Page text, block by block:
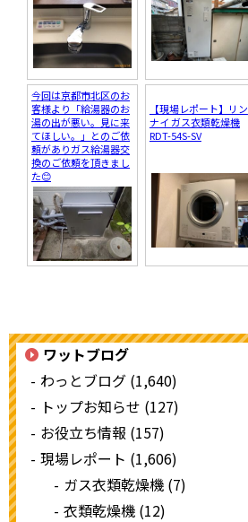
今回は京都市北区のお
客様より「給湯器のお
湯の出が悪い。見に来
てほしい。」とのご依
頼がありガス給湯器交
換のご依頼を頂きまし
た😊
【現場レポート】リン
ナイ ガス衣類乾燥機
RDT-54S-SV
ワットブログ
わっとブログ (1,640)
トップお知らせ (127)
お役立ち情報 (157)
現場レポート (1,606)
ガス衣類乾燥機 (7)
衣類乾燥機 (12)